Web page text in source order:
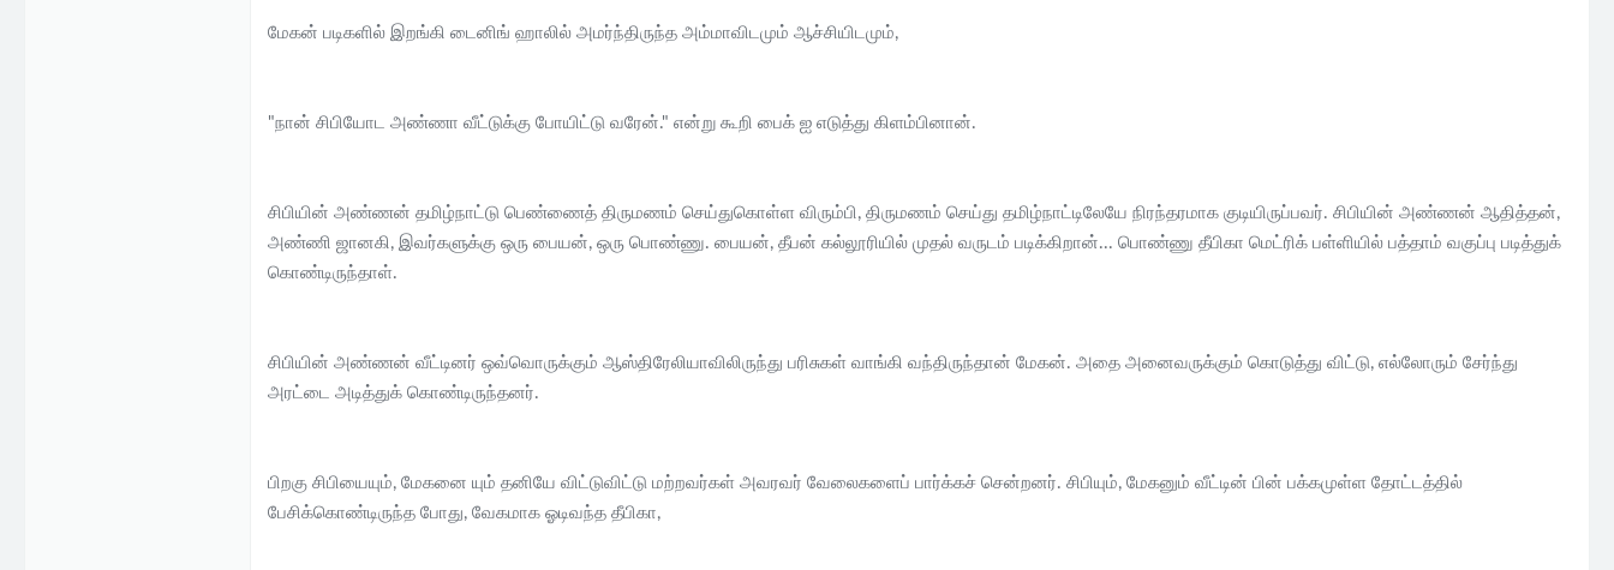
மேகன் படிகளில் இறங்கி டைனிங் ஹாலில் அமர்ந்திருந்த அம்மாவிடமும் ஆச்சியிடமும்,
"நான் சிபியோட அண்ணா வீட்டுக்கு போயிட்டு வரேன்." என்று கூறி பைக் ஐ எடுத்து கிளம்பினான்.
சிபியின் அண்ணன் தமிழ்நாட்டு பெண்ணைத் திருமணம் செய்துகொள்ள விரும்பி, திருமணம் செய்து தமிழ்நாட்டிலேயே நிரந்தரமாக குடியிருப்பவர். சிபியின் அண்ணன் ஆதித்தன்,
அண்ணி ஜானகி, இவர்களுக்கு ஒரு பையன், ஒரு பொண்ணு. பையன், தீபன் கல்லூரியில் முதல் வருடம் படிக்கிறான்... பொண்ணு தீபிகா மெட்ரிக் பள்ளியில் பத்தாம் வகுப்பு படித்துக்
கொண்டிருந்தாள்.
சிபியின் அண்ணன் வீட்டினர் ஒவ்வொருக்கும் ஆஸ்திரேலியாவிலிருந்து பரிசுகள் வாங்கி வந்திருந்தான் மேகன். அதை அனைவருக்கும் கொடுத்து விட்டு, எல்லோரும் சேர்ந்து
அரட்டை அடித்துக் கொண்டிருந்தனர்.
பிறகு சிபியையும், மேகனை யும் தனியே விட்டுவிட்டு மற்றவர்கள் அவரவர் வேலைகளைப் பார்க்கச் சென்றனர். சிபியும், மேகனும் வீட்டின் பின் பக்கமுள்ள தோட்டத்தில்
பேசிக்கொண்டிருந்த போது, வேகமாக ஓடிவந்த தீபிகா,